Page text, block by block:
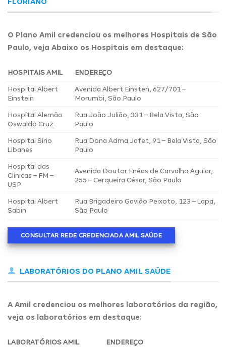
O Plano Amil credenciou os melhores Hospitais de São
Paulo, veja Abaixo os Hospitais em destaque:
HOSPITAIS AMIL ENDEREÇO
Hospital Albert
Einstein
Avenida Albert Einsten, 627/701 –
Morumbi, São Paulo
Hospital Alemão
Oswaldo Cruz
Rua João Julião, 331 – Bela Vista, São
Paulo
Hospital Sírio
Libanes
Rua Dona Adma Jafet, 91 – Bela Vista, São
Paulo
Hospital das
Clínicas – FM –
USP
Avenida Doutor Enéas de Carvalho Aguiar,
255 – Cerqueira César, São Paulo
Hospital Albert
Sabin
Rua Brigadeiro Gavião Peixoto, 123 – Lapa,
São Paulo
CONSULTAR REDE CREDENCIADA AMIL SAÚDE
LABORATÓRIOS DO PLANO AMIL SAÚDE
A Amil credenciou os melhores laboratórios da região,
veja os laboratórios em destaque:
LABORATÓRIOS AMIL ENDEREÇO